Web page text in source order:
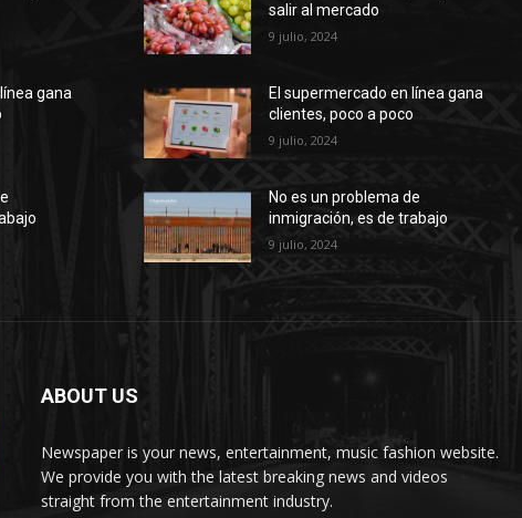
gana
salir al mercado
9 julio, 2024
El supermercado en línea gana
clientes, poco a poco
9 julio, 2024
No es un problema de
inmigración, es de trabajo
9 julio, 2024
ABOUT US
Newspaper is your news, entertainment, music fashion website.
We provide you with the latest breaking news and videos
straight from the entertainment industry.